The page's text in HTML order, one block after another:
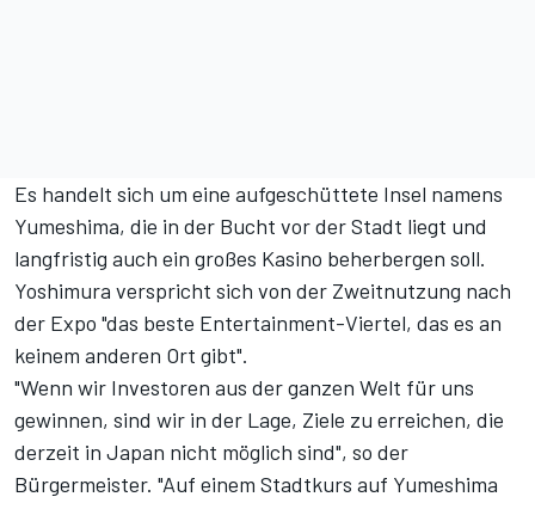
Es handelt sich um eine aufgeschüttete Insel namens
Yumeshima, die in der Bucht vor der Stadt liegt und
langfristig auch ein großes Kasino beherbergen soll.
Yoshimura verspricht sich von der Zweitnutzung nach
der Expo "das beste Entertainment-Viertel, das es an
keinem anderen Ort gibt".
"Wenn wir Investoren aus der ganzen Welt für uns
gewinnen, sind wir in der Lage, Ziele zu erreichen, die
derzeit in Japan nicht möglich sind", so der
Bürgermeister. "Auf einem Stadtkurs auf Yumeshima